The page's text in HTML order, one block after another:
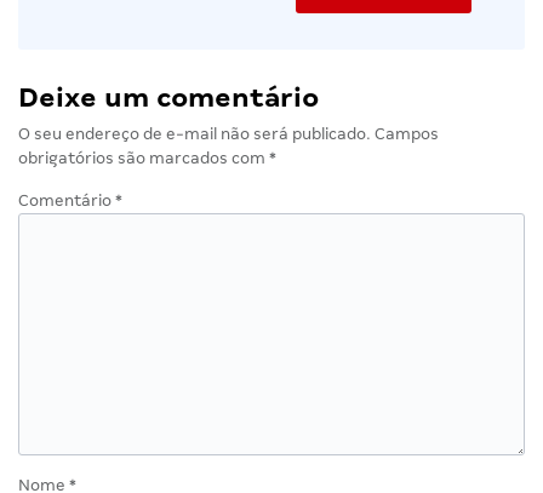
Deixe um comentário
O seu endereço de e-mail não será publicado. Campos
obrigatórios são marcados com *
Comentário *
Nome *